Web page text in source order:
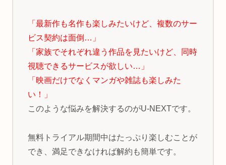
「最新作も名作も楽しみたいけど、複数のサー
ビス契約は面倒…」
「家族でそれぞれ違う作品を見たいけど、同時
視聴できるサービスが欲しい…」
「映画だけでなくマンガや雑誌も楽しみた
い！」
このような悩みを解決するのがU-NEXTです。
無料トライアル期間中はたっぷり楽しむことが
でき、満足できなければ解約も簡単です。